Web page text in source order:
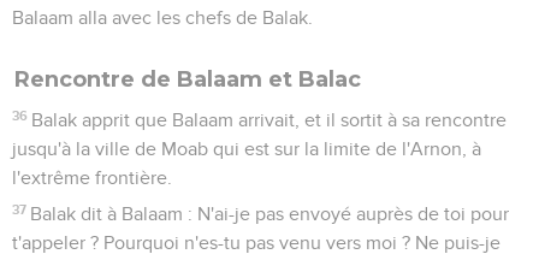
Balaam alla avec les chefs de Balak.
Rencontre de Balaam et Balac
36 Balak apprit que Balaam arrivait, et il sortit à sa rencontre
jusqu'à la ville de Moab qui est sur la limite de l'Arnon, à
l'extrême frontière.
37 Balak dit à Balaam : N'ai-je pas envoyé auprès de toi pour
t'appeler ? Pourquoi n'es-tu pas venu vers moi ? Ne puis-je